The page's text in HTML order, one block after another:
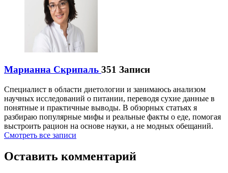
Марианна Скрипаль 351 Записи
Специалист в области диетологии и занимаюсь анализом
научных исследований о питании, переводя сухие данные в
понятные и практичные выводы. В обзорных статьях я
разбираю популярные мифы и реальные факты о еде, помогая
выстроить рацион на основе науки, а не модных обещаний.
Смотреть все записи
Оставить комментарий